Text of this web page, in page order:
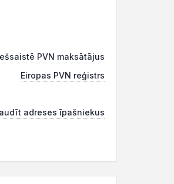
PVN maksātājus
Eiropas PVN reģistrs
adreses īpašniekus